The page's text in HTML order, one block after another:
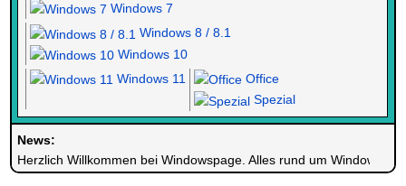
Windows 7
Windows 8 / 8.1
Windows 10
Windows 11
Office
Spezial
News:
Herzlich Willkommen bei Windowspage. Alles rund um Windows.